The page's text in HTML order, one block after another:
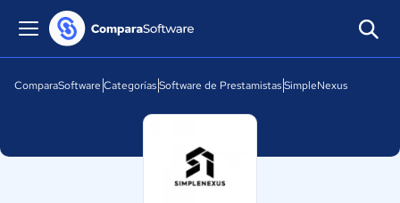
ComparaSoftware CategoríasSoftware de PrestamistasSimpleNexus